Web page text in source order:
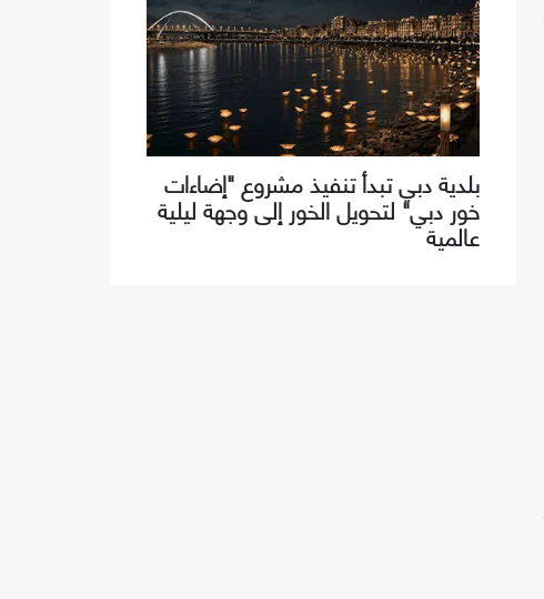
بلدية دبي تبدأ تنفيذ مشروع "إضاءات
خور دبي" لتحويل الخور إلى وجهة ليلية
عالمية